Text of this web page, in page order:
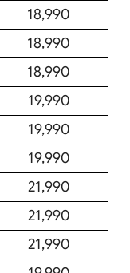
18,990
18,990
18,990
19,990
19,990
19,990
21,990
21,990
21,990